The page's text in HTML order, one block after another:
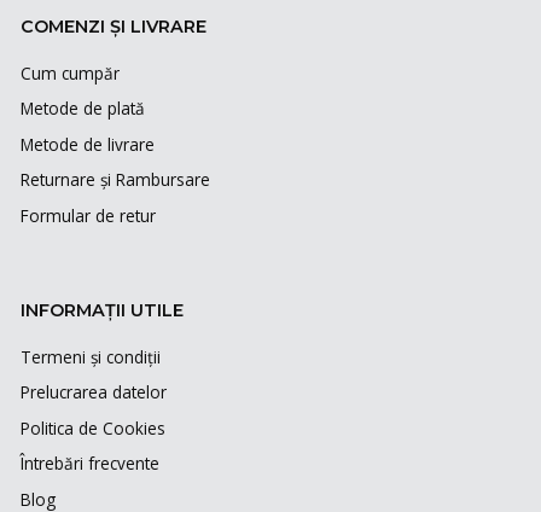
COMENZI ȘI LIVRARE
Cum cumpăr
Metode de plată
Metode de livrare
Returnare și Rambursare
Formular de retur
INFORMAȚII UTILE
Termeni și condiții
Prelucrarea datelor
Politica de Cookies
Întrebări frecvente
Blog